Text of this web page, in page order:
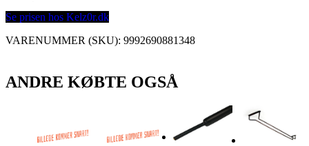
Se prisen hos Kelz0r.dk
VARENUMMER (SKU): 9992690881348
ANDRE KØBTE OGSÅ